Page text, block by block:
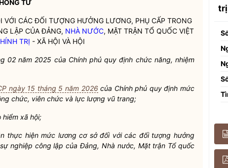
TƯ
CÁC ĐỐI TƯỢNG HƯỞNG LƯƠNG, PHỤ CẤP TRONG
LẬP CỦA ĐẢNG, NHÀ NƯỚC, MẶT TRẬN TỔ QUỐC VIỆT
TRỊ - XÃ HỘI VÀ HỘI
02 năm 2025 của Chính phủ quy định chức năng, nhiệm
ngày 15 tháng 5 năm 2026của Chính phủ quy định mức
chức, viên chức và lực lượng vũ trang;
hiểm xã hội;
thực hiện mức lương cơ sở đối với các đối tượng hưởng
nghiệp công lập của Đảng, Nhà nước, Mặt trận Tổ quốc
trị